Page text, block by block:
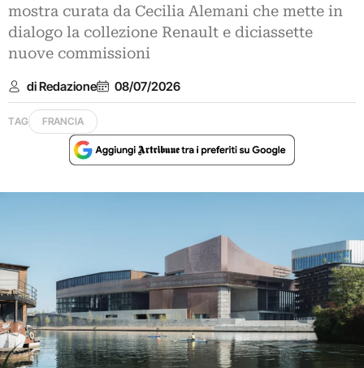
mostra curata da Cecilia Alemani che mette in
dialogo la collezione Renault e diciassette
nuove commissioni
di Redazione 08/07/2026
TAG FRANCIA